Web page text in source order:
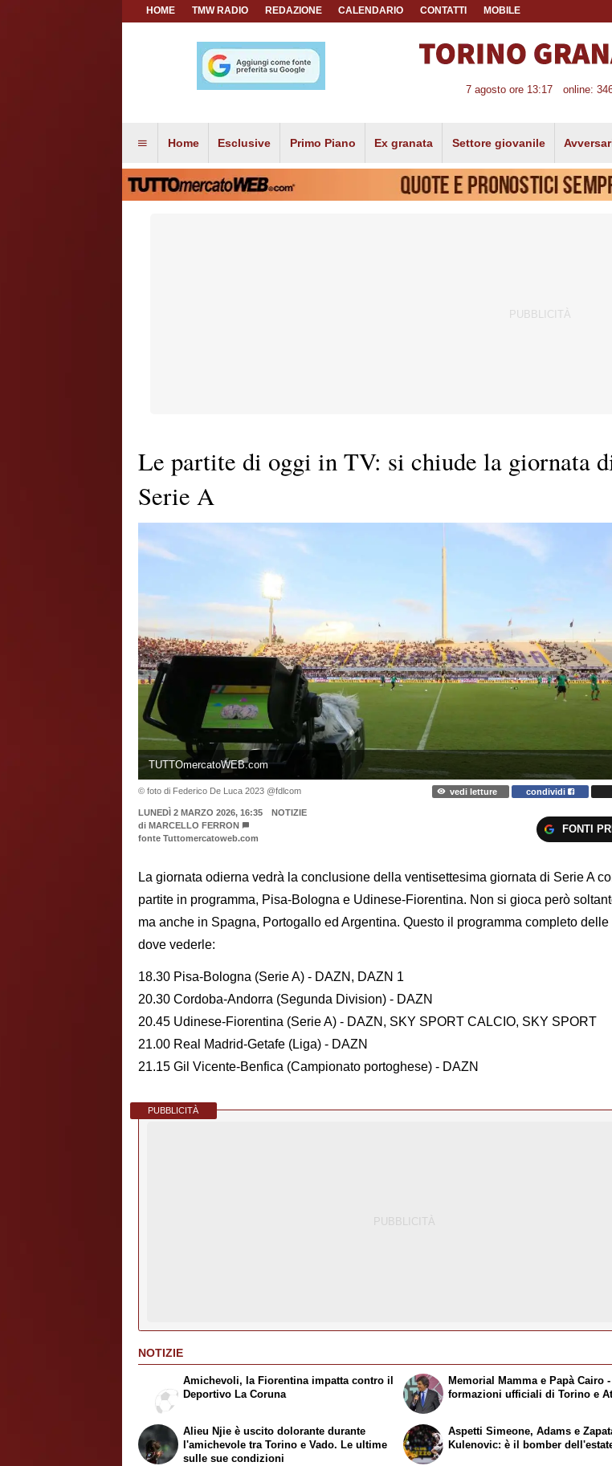
HOME TMW RADIO REDAZIONE CALENDARIO CONTATTI MOBILE
7 agosto ore 13:17 online:
Home Esclusive Primo Piano Ex granata Settore giovanile
Le partite di oggi in TV: si chiude la giornata
Serie A
TUTTOmercatoWEB.com
© foto di Federico De Luca 2023 @fdlcom vedi letture condividi
LUNEDÌ 2 MARZO 2026, 16:35
NOTIZIE
di MARCELLO FERRON
fonte Tuttomercatoweb.com
FONTI
La giornata odierna vedrà la conclusione della ventisettesima giornata di Serie A
partite in programma, Pisa-Bologna e Udinese-Fiorentina. Non si gioca però
ma anche in Spagna, Portogallo ed Argentina. Questo il programma completo delle
dove vederle:
18.30 Pisa-Bologna (Serie A) - DAZN, DAZN 1
20.30 Cordoba-Andorra (Segunda Division) - DAZN
20.45 Udinese-Fiorentina (Serie A) - DAZN, SKY SPORT CALCIO, SKY SPORT
21.00 Real Madrid-Getafe (Liga) - DAZN
21.15 Gil Vicente-Benfica (Campionato portoghese) - DAZN
PUBBLICITÀ
NOTIZIE
Amichevoli, la Fiorentina impatta contro il
Deportivo La Coruna
Alieu Njie è uscito dolorante durante
l'amichevole tra Torino e Vado. Le ultime
sulle sue condizioni
Memorial Mamma e Papà Cairo
formazioni ufficiali di Torino e
Aspetti Simeone, Adams e
Kulenovic: è il bomber